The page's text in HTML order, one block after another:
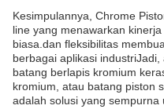
Kesimpulannya, Chrome
line yang menawarkan
biasa.dan fleksibilitas
berbagai aplikasi
batang berlapis kromium
kromium, atau batang piston
adalah solusi yang sempurna